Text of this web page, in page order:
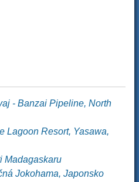
- Banzai Pipeline, North
Lagoon Resort, Yasawa,
Madagaskaru
Jokohama, Japonsko